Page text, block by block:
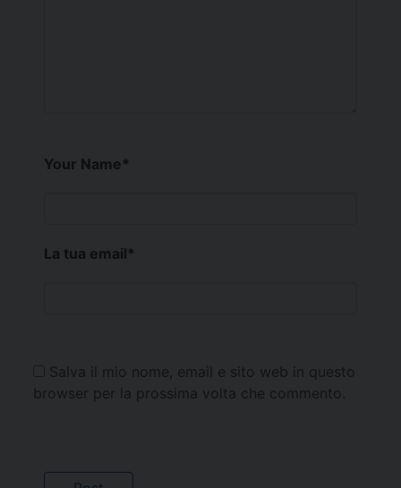
Your Name*
La tua email*
Salva il mio nome, email e sito web in questo
browser per la prossima volta che commento.